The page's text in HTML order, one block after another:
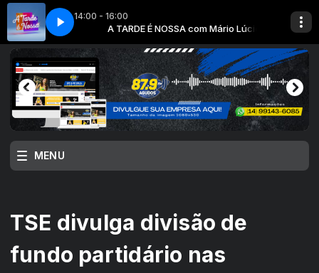
14:00 - 16:00
Lúcio A TARDE É NOSSA com Mário Lúcio
CM D'Luxe Imports
MENU
TSE divulga divisão de
fundo partidário nas